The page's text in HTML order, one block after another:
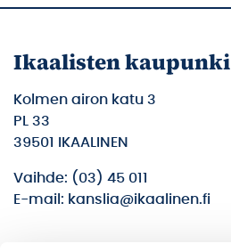
Ikaalisten kaupunki
Kolmen airon katu 3
PL 33
39501 IKAALINEN
Vaihde: (03) 45 011
E-mail: kanslia@ikaalinen.fi